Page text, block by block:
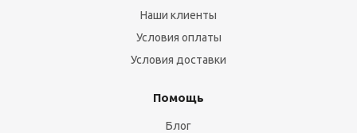
Наши клиенты
Условия оплаты
Условия доставки
Помощь
Блог